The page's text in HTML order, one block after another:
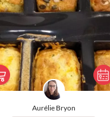
Aurélie Bryon